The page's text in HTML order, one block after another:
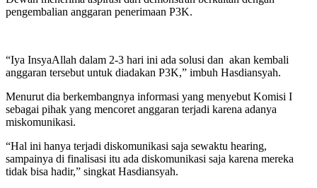
pengembalian anggaran penerimaan P3K.
“Iya InsyaAllah dalam 2-3 hari ini ada solusi dan akan kembali
anggaran tersebut untuk diadakan P3K,” imbuh Hasdiansyah.
Menurut dia berkembangnya informasi yang menyebut Komisi I
sebagai pihak yang mencoret anggaran terjadi karena adanya
miskomunikasi.
“Hal ini hanya terjadi diskomunikasi saja sewaktu hearing,
sampainya di finalisasi itu ada diskomunikasi saja karena mereka
tidak bisa hadir,” singkat Hasdiansyah.